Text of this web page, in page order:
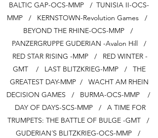
BALTIC GAP-OCS-MMP / TUNISIA II-OCS-
MMP / KERNSTOWN-Revolution Games /
BEYOND THE RHINE-OCS-MMP /
PANZERGRUPPE GUDERIAN -Avalon Hill /
RED STAR RISING -MMP / RED WINTER -
GMT / LAST BLITZKRIEG-MMP / THE
GREATEST DAY-MMP / WACHT AM RHEIN
DECISION GAMES / BURMA-OCS-MMP /
DAY OF DAYS-SCS-MMP / A TIME FOR
TRUMPETS: THE BATTLE OF BULGE -GMT /
GUDERIAN´S BLITZKRIEG-OCS-MMP /